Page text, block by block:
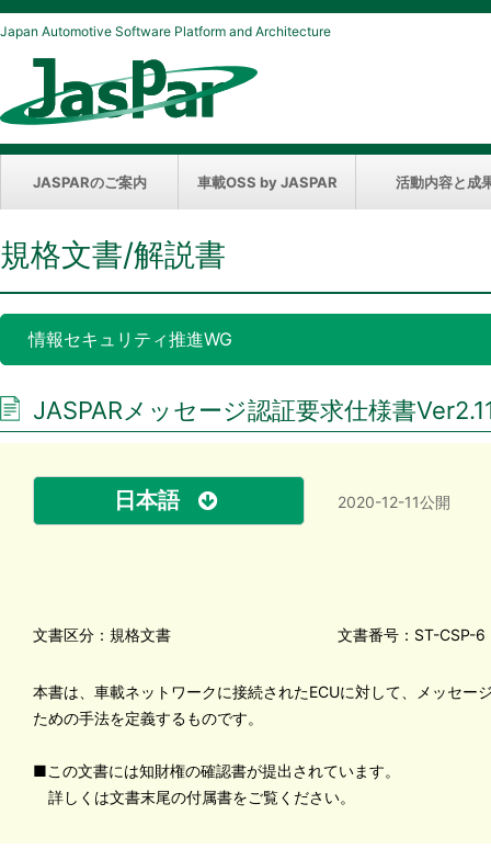
Japan Automotive Software Platform and Architecture
JASPARのご案内 車載OSS by JASPAR 活動内容と成
規格文書/解説書
情報セキュリティ推進WG
JASPARメッセージ認証要求仕様書
日本語 2020-12-11公開
文書区分：規格文書 文書番号：ST-CSP-6
本書は、車載ネットワークに接続されたECUに対して、メッセー
ための手法を定義するものです。
■この文書には知財権の確認書が提出されています。
詳しくは文書末尾の付属書をご覧ください。